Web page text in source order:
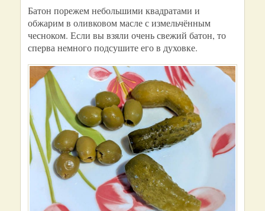
Батон порежем небольшими квадратами и
обжарим в оливковом масле с измельчённым
чесноком. Если вы взяли очень свежий батон, то
сперва немного подсушите его в духовке.